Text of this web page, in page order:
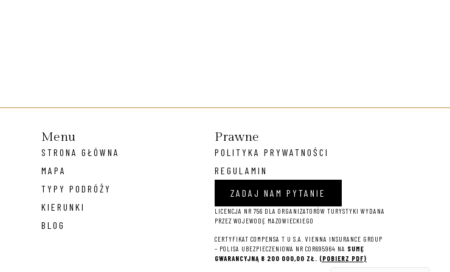
Menu
STRONA GŁÓWNA
MAPA
TYPY PODRÓŻY
KIERUNKI
BLOG
Prawne
POLITYKA PRYWATNOŚCI
REGULAMIN
ZADAJ NAM PYTANIE
LICENCJA NR 756 DLA ORGANIZATORÓW TURYSTYKI WYDANA
PRZEZ WOJEWODĘ MAZOWIECKIEGO
CERTYFIKAT COMPENSA T U S.A. VIENNA INSURANCE GROUP
– POLISA UBEZPIECZENIOWA NR COR695964 NA SUMĘ
GWARANCYJNĄ 8 200 000,00 ZŁ. (POBIERZ PDF)